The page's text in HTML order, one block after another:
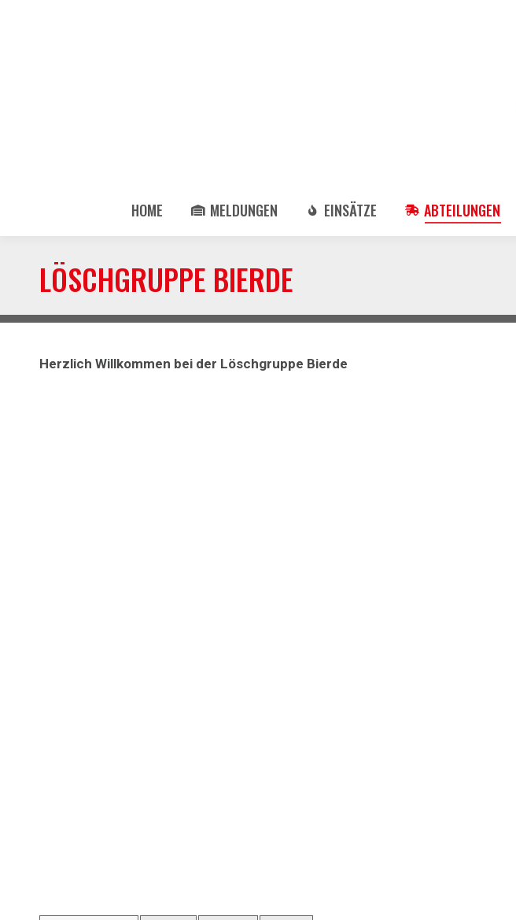
HOME MELDUNGEN EINSÄTZE ABTEILUNGEN
LÖSCHGRUPPE BIERDE
Herzlich Willkommen bei der Löschgruppe Bierde